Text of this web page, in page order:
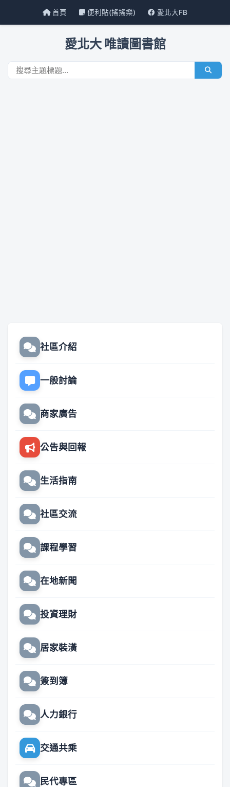
首頁 便利貼(搖搖樂) 愛北大FB
愛北大 唯讀圖書館
社區介紹
一般討論
商家廣告
公告與回報
生活指南
社區交流
課程學習
在地新聞
投資理財
居家裝潢
簽到簿
人力銀行
交通共乘
民代專區